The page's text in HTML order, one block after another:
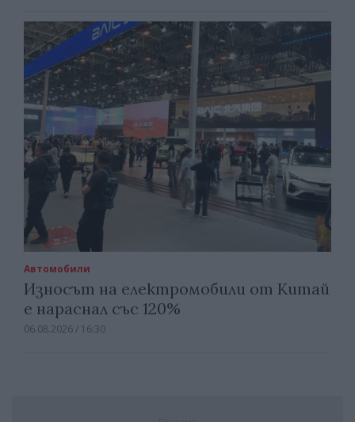
Автомобили
Износът на електромобили от Китай
е нараснал със 120%
06.08.2026 / 16:30